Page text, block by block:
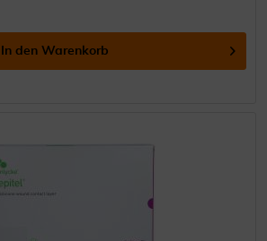
In den Warenkorb